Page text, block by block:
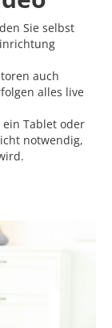
Sie selbst
auch
alles live
ein Tablet oder
notwendig,